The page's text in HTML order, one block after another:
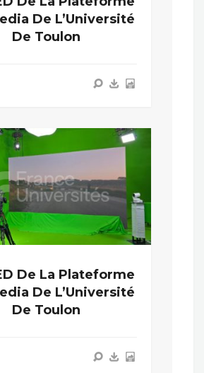
De L’Université
De Toulon
De La Plateforme
De L’Université
De Toulon